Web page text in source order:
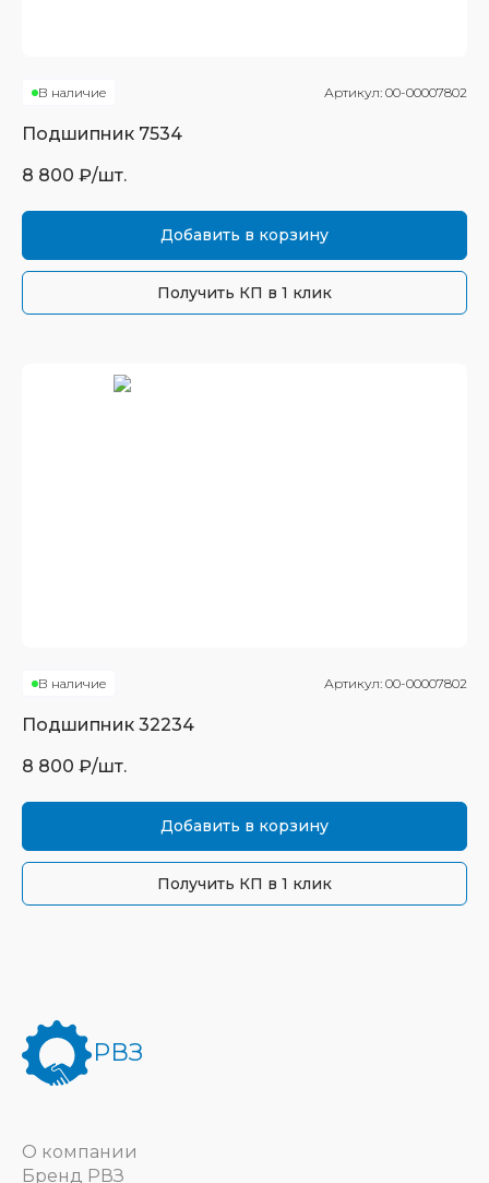
В наличие Артикул: 00-00007802
Подшипник 7534
8 800 ₽/шт.
Добавить в корзину
Получить КП в 1 клик
В наличие Артикул: 00-00007802
Подшипник 32234
8 800 ₽/шт.
Добавить в корзину
Получить КП в 1 клик
РВЗ
О компании
Бренд РВЗ